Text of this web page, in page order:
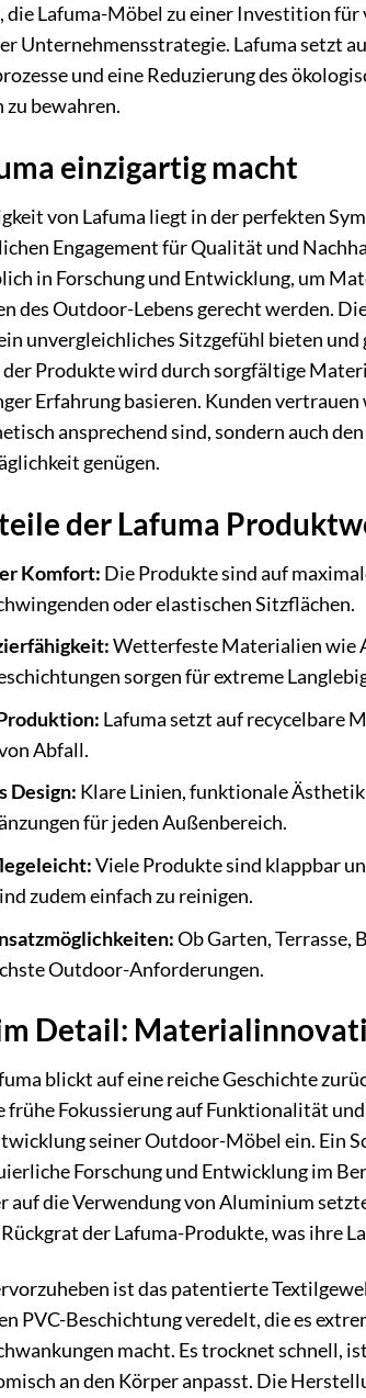
die Lafuma-Möbel zu einer Investition
Unternehmensstrategie. Lafuma setzt
und eine Reduzierung des
bewahren.
einzigartig macht
von Lafuma liegt in der perfekten
Engagement für Qualität und
in Forschung und Entwicklung, um
des Outdoor-Lebens gerecht werden.
unvergleichliches Sitzgefühl bieten
Produkte wird durch sorgfältige
Erfahrung basieren. Kunden
ansprechend sind, sondern auch
genügen.
der Lafuma
Komfort: Die Produkte sind auf
oder elastischen Sitzflächen.
Wetterfeste Materialien wie
sorgen für extreme
Lafuma setzt auf recycelbare
Abfall.
Design: Klare Linien, funktionale
für jeden Außenbereich.
Viele Produkte sind klappbar
zudem einfach zu reinigen.
Ob Garten, Terrasse,
Outdoor-Anforderungen.
Detail:
blickt auf eine reiche Geschichte
frühe Fokussierung auf Funktionalität
seiner Outdoor-Möbel ein. Ein
Forschung und Entwicklung im
auf die Verwendung von Aluminium
der Lafuma-Produkte, was ihre
ist das patentierte
PVC-Beschichtung veredelt, die es
macht. Es trocknet schnell,
an den Körper anpasst. Die